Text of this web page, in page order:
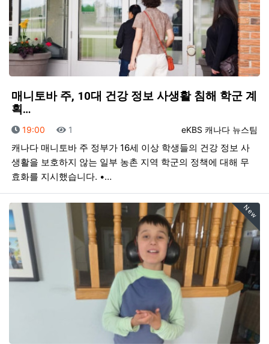
매니토바 주, 10대 건강 정보 사생활 침해 학군 계
획…
등록자
eKBS 캐나다 뉴스팀
등록일
19:00 조회
1
캐나다 매니토바 주 정부가 16세 이상 학생들의 건강 정보 사
생활을 보호하지 않는 일부 농촌 지역 학군의 정책에 대해 무
효화를 지시했습니다. •…
New